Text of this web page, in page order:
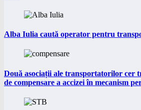
Alba Iulia caută operator pentru
Două asociații ale transportatorilor cer
de compensare a accizei în mecanism